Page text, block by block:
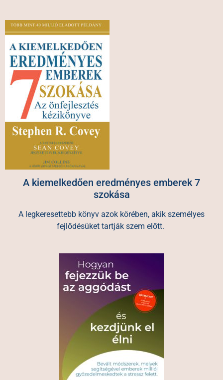
A kiemelkedően eredményes emberek 7
szokása
A legkeresettebb könyv azok körében, akik személyes
fejlődésüket tartják szem előtt.